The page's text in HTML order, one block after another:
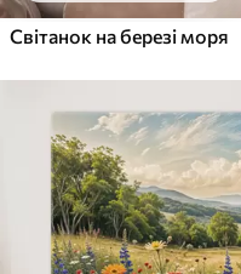
Світанок на березі моря